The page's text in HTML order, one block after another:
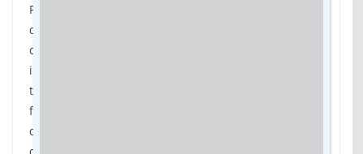
Para Regiane, o filho é um bom exemplo da atenção
que médicos precisam ter com pacientes. Ela conta
que os relatos que recebeu trouxeram uma
importante descoberta sobre o médico. “Antes de
tudo isso, já havia recebido elogios por causa do meu
filho, mas achava que era algo comum, porque sabia
que ele era um bom médico. Mas depois da morte
dele, descobri que ele era um profissional muito